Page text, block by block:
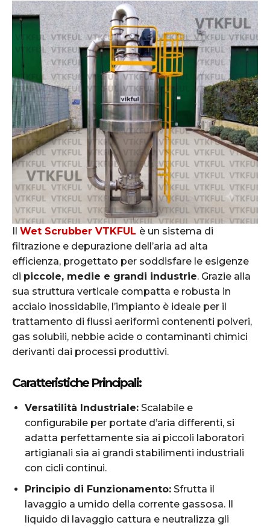
Wet Scrubber VTKFUL è un sistema di
filtrazione e depurazione dell’aria ad alta
efficienza, progettato per soddisfare le esigenze
di piccole, medie e grandi industrie. Grazie alla
sua struttura verticale compatta e robusta in
acciaio inossidabile, l’impianto è ideale per il
trattamento di flussi aeriformi contenenti polveri,
gas solubili, nebbie acide o contaminanti chimici
derivanti dai processi produttivi.
Caratteristiche Principali:
Versatilità Industriale: Scalabile e
configurabile per portate d’aria differenti, si
adatta perfettamente sia ai piccoli laboratori
artigianali sia ai grandi stabilimenti industriali
con cicli continui.
Principio di Funzionamento: Sfrutta il
lavaggio a umido della corrente gassosa. Il
liquido di lavaggio cattura e neutralizza gli